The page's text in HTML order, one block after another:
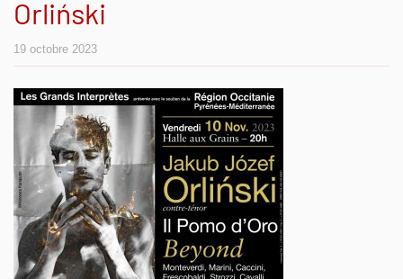
Orliński
19 octobre 2023